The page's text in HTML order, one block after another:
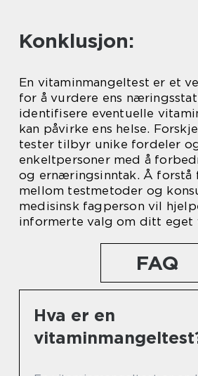
Konklusjon:
En vitaminmangeltest er et
for å vurdere ens
identifisere eventuelle
kan påvirke ens helse.
tester tilbyr unike fordeler
enkeltpersoner med å
og ernæringsinntak. Å forstå
mellom testmetoder og
medisinsk fagperson vil
informerte valg om ditt eget
FAQ
Hva er en